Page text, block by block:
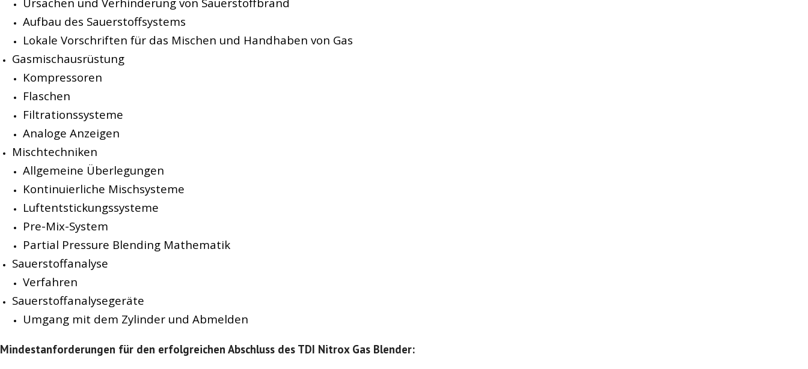
Aufbau des Sauerstoffsystems
Lokale Vorschriften für das Mischen und Handhaben von Gas
Gasmischausrüstung
Kompressoren
Flaschen
Filtrationssysteme
Analoge Anzeigen
Mischtechniken
Allgemeine Überlegungen
Kontinuierliche Mischsysteme
Luftentstickungssysteme
Pre-Mix-System
Partial Pressure Blending Mathematik
Sauerstoffanalyse
Verfahren
Sauerstoffanalysegeräte
Umgang mit dem Zylinder und Abmelden
Mindestanforderungen für den erfolgreichen Abschluss des TDI Nitrox Gas Blender: